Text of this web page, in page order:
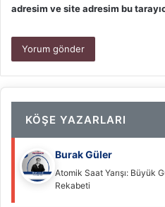
adresim ve site adresim bu
KÖŞE YAZARLARI
Burak Güler
Atomik Saat Yarışı: Büyük
Rekabeti